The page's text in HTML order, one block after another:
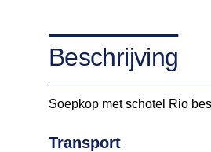
Beschrijving
Soepkop met schotel Rio
Transport